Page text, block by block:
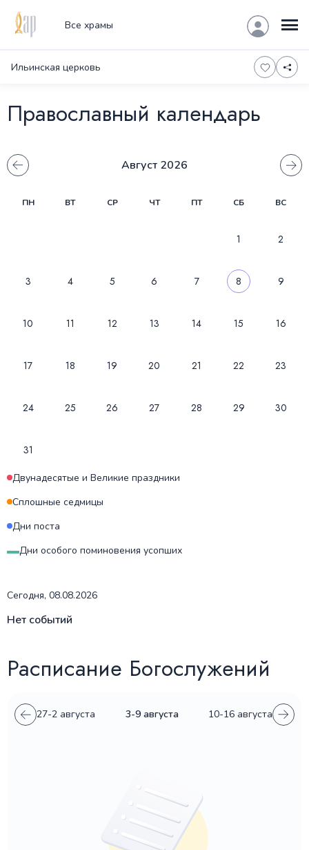
Все храмы
Ильинская церковь
Православный календарь
‹ Август 2026 ›
ПН ВТ СР ЧТ ПТ СБ ВС
1 2
3 4 5 6 7 8 9
10 11 12 13 14 15 16
17 18 19 20 21 22 23
24 25 26 27 28 29 30
31
Двунадесятые и Великие праздники
Сплошные седмицы
Дни поста
Дни особого поминовения усопших
Сегодня, 08.08.2026
Нет событий
Расписание Богослужений
27-2 августа 3-9 августа 10-16 августа